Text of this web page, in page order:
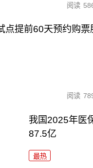
阅读
点提前60天预约购票
阅读
我国2025年医
87.5亿
最热